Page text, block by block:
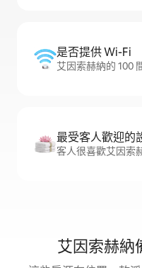
是否提供 Wi-Fi
艾因索赫納的 100
最受客人歡迎的
客人很喜歡艾因索
艾因索赫納